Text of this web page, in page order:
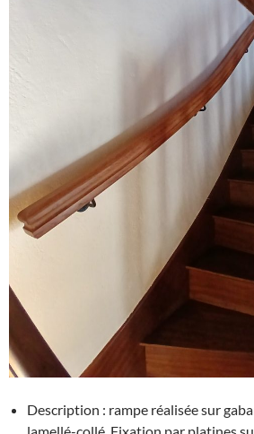
Description : rampe réalisée sur
lamellé-collé. Fixation par platines